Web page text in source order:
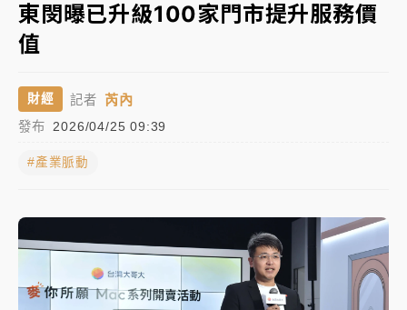
台東農業處長涉圖利渡假村！東檢抗告成功 今重開羈
押庭
父親節泡湯了！中颱白海豚雨彈轟3天 「紅到發紫」降
雨熱區曝
女律師陳昱瑄詐慈濟10億！黃金158kg遭查扣畫面曝光
旅局回應了
中信慈善基金會想增加董事人數！辜仲諒向法院聲請遭
駁 理由曝光
▼
東閔曝已升級100家門市提升服務價
值
財經 記者 芮內
發布 2026/04/25 09:39
#產業脈動